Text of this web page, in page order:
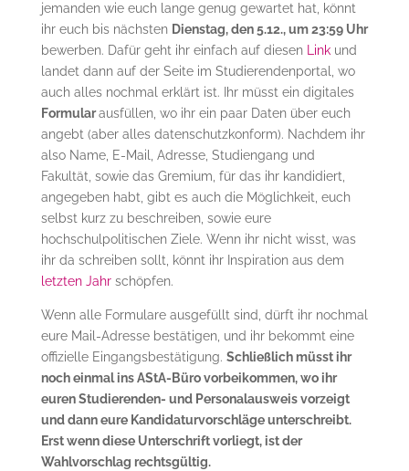
jemanden wie euch lange genug gewartet hat, könnt
ihr euch bis nächsten Dienstag, den 5.12., um 23:59 Uhr
bewerben. Dafür geht ihr einfach auf diesen
Linkund
landet dann auf der Seite im Studierendenportal, wo
auch alles nochmal erklärt ist. Ihr müsst ein digitales
Formularausfüllen, wo ihr ein paar Daten über euch
angebt (aber alles datenschutzkonform). Nachdem ihr
also Name, E-Mail, Adresse, Studiengang und
Fakultät, sowie das Gremium, für das ihr kandidiert,
angegeben habt, gibt es auch die Möglichkeit, euch
selbst kurz zu beschreiben, sowie eure
hochschulpolitischen Ziele. Wenn ihr nicht wisst, was
ihr da schreiben sollt, könnt ihr Inspiration aus dem
letzten Jahr schöpfen.
Wenn alle Formulare ausgefüllt sind, dürft ihr nochmal
eure Mail-Adresse bestätigen, und ihr bekommt eine
offizielle Eingangsbestätigung. Schließlich müsst ihr
noch einmal ins AStA-Büro vorbeikommen, wo ihr
euren Studierenden- und Personalausweis vorzeigt
und dann eure Kandidaturvorschläge unterschreibt.
Erst wenn diese Unterschrift vorliegt, ist der
Wahlvorschlag rechtsgültig.